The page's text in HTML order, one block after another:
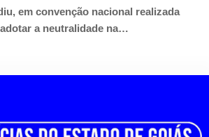
em convenção nacional realizada
a neutralidade na…